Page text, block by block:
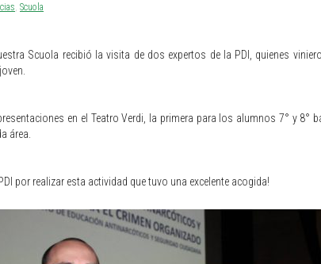
Scuola
Scuola recibió la visita de dos expertos de la PDI, quienes
en el Teatro Verdi, la primera para los alumnos 7° y 8°
área.
por realizar esta actividad que tuvo una excelente acogida!